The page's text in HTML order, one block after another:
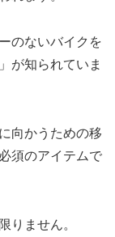
のないバイクを
が知られていま
向かうための移
須のアイテムで
りません。